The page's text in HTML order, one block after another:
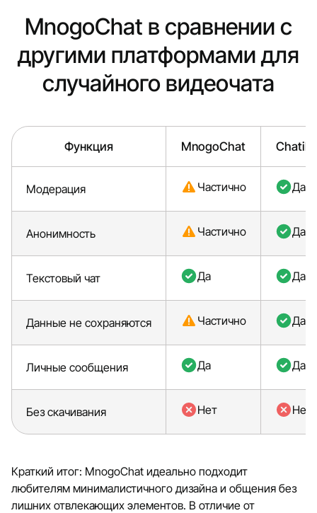
MnogoChat в сравнении с
другими платформами для
случайного видеочата
Функция MnogoChat Chatib
Модерация Частично Да
Анонимность Частично Да
Текстовый чат Да Да
Данные не сохраняются Частично Да
Личные сообщения Да Да
Без скачивания Нет Нет
Краткий итог: MnogoChat идеально подходит
любителям минималистичного дизайна и общения без
лишних отвлекающих элементов. В отличие от